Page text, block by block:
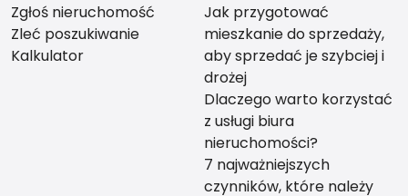
Zgłoś nieruchomość
Zleć poszukiwanie
Kalkulator
Jak przygotować
mieszkanie do sprzedaży,
aby sprzedać je szybciej i
drożej
Dlaczego warto korzystać
z usługi biura
nieruchomości?
7 najważniejszych
czynników, które należy